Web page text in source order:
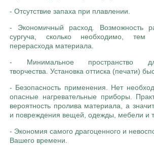
- Отсутствие запаха при плавлении.
- Экономичный расход. Возможность
сургуча, сколько необходимо, тем
перерасхода материала.
- Минимальное пространство
творчества. Установка оттиска (печати)
- Безопасность применения. Нет
опасные нагревательные приборы.
вероятность пролива материала, а
и повреждения вещей, одежды, мебели и
- Экономия самого драгоценного и
Вашего времени.